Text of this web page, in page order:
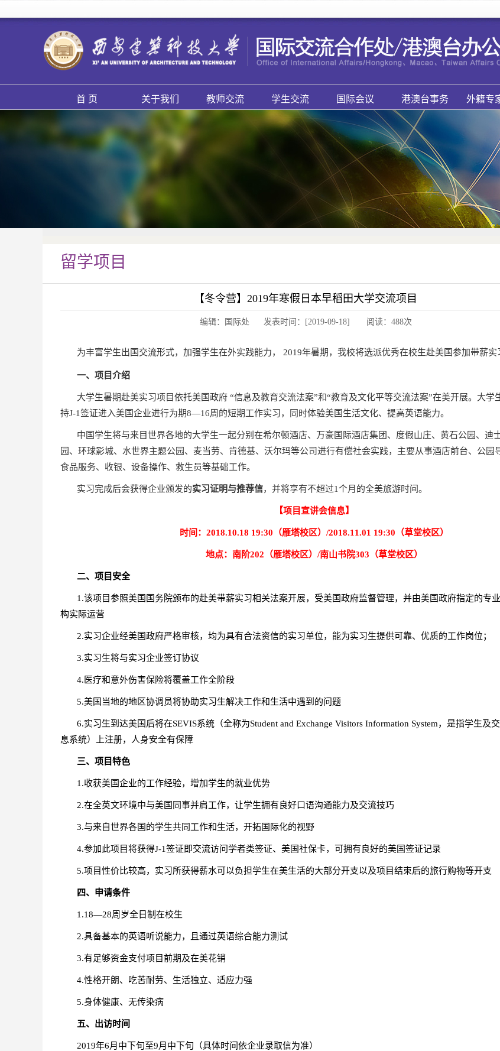
首 页 关于我们 教师交流 学生交流 国际会议 港澳台事务 外籍专
留学项目
【冬令营】2019年寒假日本早稻田大学交流项目
编辑：国际处 发表时间：[2019-09-18] 阅读： 488次
为丰富学生出国交流形式，加强学生在外实践能力， 2019年暑期，我校将选派优秀在校生赴美国参加带薪实
一、项目介绍
大学生暑期赴美实习项目依托美国政府 “信息及教育交流法案”和“教育及文化平等交流法案”在美开展。大学
持J-1签证进入美国企业进行为期8—16周的短期工作实习，同时体验美国生活文化、提高英语能力。
中国学生将与来目世界各地的大学生一起分别在希尔顿酒店、万豪国际酒店集团、度假山庄、黄石公园、迪
园、环球影城、水世界主题公园、麦当劳、肯德基、沃尔玛等公司进行有偿社会实践，主要从事酒店前台、公园
食品服务、收银、设备操作、救生员等基础工作。
实习完成后会获得企业颁发的实习证明与推荐信，并将享有不超过1个月的全美旅游时间。
【项目宣讲会信息】
时间：2018.10.18 19:30（雁塔校区）/2018.11.01 19:30（草堂校区）
地点：南阶202（雁塔校区）/南山书院303（草堂校区）
二、项目安全
1.该项目参照美国国务院颁布的赴美带薪实习相关法案开展，受美国政府监督管理，并由美国政府指定的专
构实际运营
2.实习企业经美国政府严格审核，均为具有合法资信的实习单位，能为实习生提供可靠、优质的工作岗位；
3.实习生将与实习企业签订协议
4. 医疗和意外伤害保险将覆盖工作全阶段
5.美国当地的地区协调员将协助实习生解决工作和生活中遇到的问题
6.实习生到达美国后将在SEVIS系统（全称为Student and Exchange Visitors Information System，是指学生及
息系统）上注册，人身安全有保障
三、项目特色
1.收获美国企业的工作经验，增加学生的就业优势
2.在全英文环境中与美国同事并肩工作，让学生拥有良好口语沟通能力及交流技巧
3.与来自世界各国的学生共同工作和生活，开拓国际化的视野
4.参加此项目将获得J-1签证即交流访问学者类签证、美国社保卡，可拥有良好的美国签证记录
5.项目性价比较高，实习所获得薪水可以负担学生在美生活的大部分开支以及项目结束后的旅行购物等开支
四、申请条件
1.18—28周岁全日制在校生
2.具备基本的英语听说能力，且通过英语综合能力测试
3.有足够资金支付项目前期及在美花销
4.性格开朗、吃苦耐劳、生活独立、适应力强
5.身体健康、无传染病
五、出访时间
2019年6月中下旬至9月中下旬（具体时间依企业录取信为准）